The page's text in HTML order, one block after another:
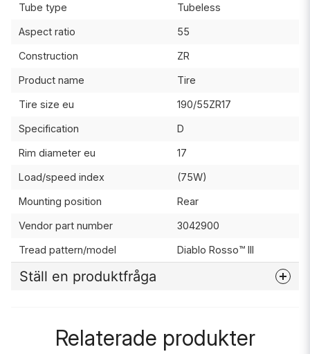
Tube type Tubeless
Aspect ratio 55
Construction ZR
Product name Tire
Tire size eu 190/55ZR17
Specification D
Rim diameter eu 17
Load/speed index (75W)
Mounting position Rear
Vendor part number 3042900
Tread pattern/model Diablo Rosso™ III
Ställ en produktfråga
Relaterade produkter